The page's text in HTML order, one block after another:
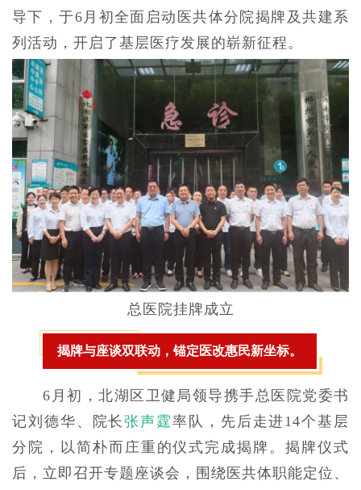
导下，于6月初全面启动医共体分院揭牌及共建系
列活动，开启了基层医疗发展的崭新征程。
总医院挂牌成立
揭牌与座谈双联动，锚定医改惠民新坐标。
6月初，北湖区卫健局领导携手总医院党委书
记刘德华、院长张声霆率队，先后走进14个基层
分院，以简朴而庄重的仪式完成揭牌。揭牌仪式
后，立即召开专题座谈会，围绕医共体职能定位、